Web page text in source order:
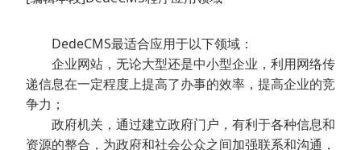
DedeCMS最适合应用于以下领域：
企业网站，无论大型还是中小型企业，利用网络传
递信息在一定程度上提高了办事的效率，提高企业的竞
争力；
政府机关，通过建立政府门户，有利于各种信息和
资源的整合，为政府和社会公众之间加强联系和沟通，